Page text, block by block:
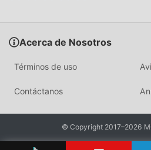
Acerca de Nosotros
Términos de uso
Contáctanos
© Copyright 2017–2026